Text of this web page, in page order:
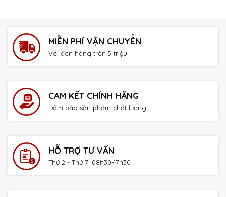
MIỄN PHÍ VẬN CHUYỂN
Với đơn hàng trên 5 triệu
CAM KẾT CHÍNH HÃNG
Đảm bảo sản phẩm chất lượng
HỖ TRỢ TƯ VẤN
Thứ 2 - Thứ 7: 08h30-17h30